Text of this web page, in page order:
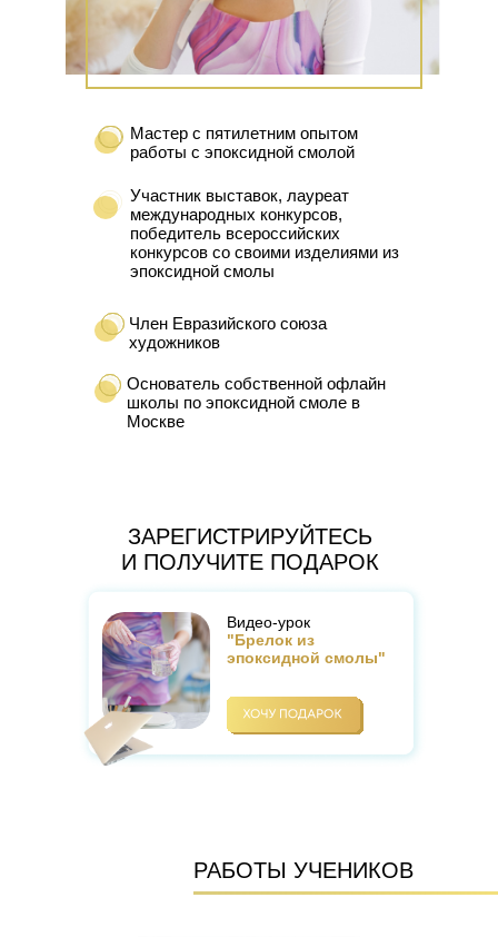
Мастер с пятилетним опытом
работы с эпоксидной смолой
Участник выставок, лауреат
международных конкурсов,
победитель всероссийских
конкурсов со своими изделиями из
эпоксидной смолы
Член Евразийского союза
художников
Основатель собственной офлайн
школы по эпоксидной смоле в
Москве
ЗАРЕГИСТРИРУЙТЕСЬ
И ПОЛУЧИТЕ ПОДАРОК
Видео-урок
"Брелок из
эпоксидной смолы"
РАБОТЫ УЧЕНИКОВ